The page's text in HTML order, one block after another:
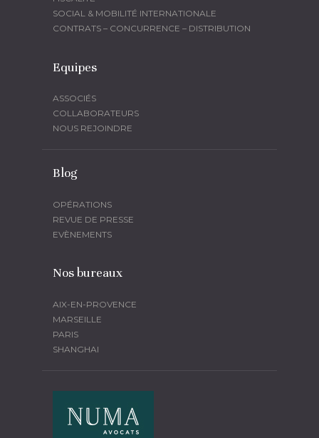
SOCIAL & MOBILITÉ INTERNATIONALE
CONTRATS – CONCURRENCE – DISTRIBUTION
Equipes
ASSOCIÉS
COLLABORATEURS
NOUS REJOINDRE
Blog
OPÉRATIONS
REVUE DE PRESSE
EVÈNEMENTS
Nos bureaux
AIX-EN-PROVENCE
MARSEILLE
PARIS
SHANGHAI